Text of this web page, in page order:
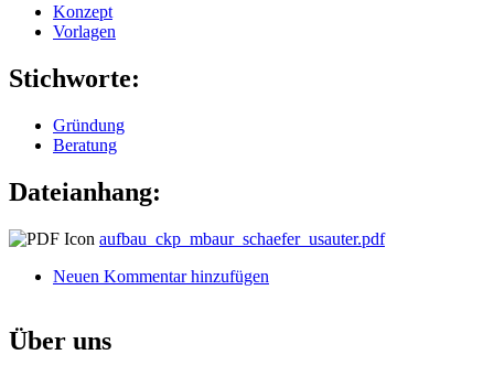
Konzept
Vorlagen
Stichworte:
Gründung
Beratung
Dateianhang:
aufbau_ckp_mbaur_schaefer_usauter.pdf
Neuen Kommentar hinzufügen
Über uns